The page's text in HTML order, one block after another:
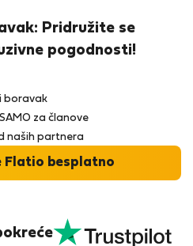
Pridružite se
pogodnosti!
boravak
za članove
naših partnera
Flatio besplatno